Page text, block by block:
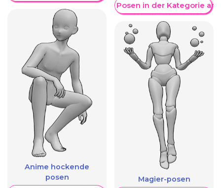
Anime hockende
posen
Weitere Posen in der Kategorie
Magier-posen